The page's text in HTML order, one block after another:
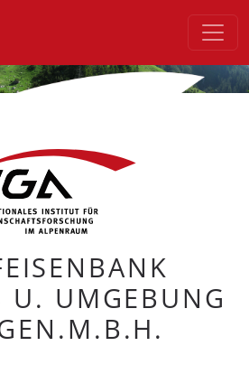
U. UMGEBUNG